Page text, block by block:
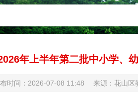
年上半年第二批中小学、
时间：2026-07-08 11:48 来源：花山区